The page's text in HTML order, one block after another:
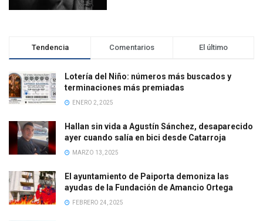
Tendencia Comentarios El último
Lotería del Niño: números más buscados y
terminaciones más premiadas
ENERO 2, 2025
Hallan sin vida a Agustín Sánchez, desaparecido
ayer cuando salía en bici desde Catarroja
MARZO 13, 2025
El ayuntamiento de Paiporta demoniza las
ayudas de la Fundación de Amancio Ortega
FEBRERO 24, 2025